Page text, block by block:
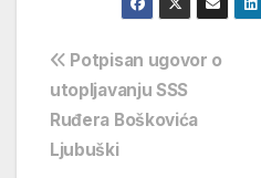
Navigacija
objava
Potpisan ugovor o
utopljavanju SSS
Ruđera Boškovića
Ljubuški